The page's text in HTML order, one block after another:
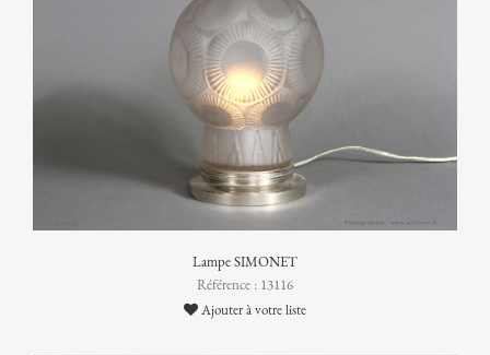
Lampe SIMONET
Référence : 13116
Ajouter à votre liste